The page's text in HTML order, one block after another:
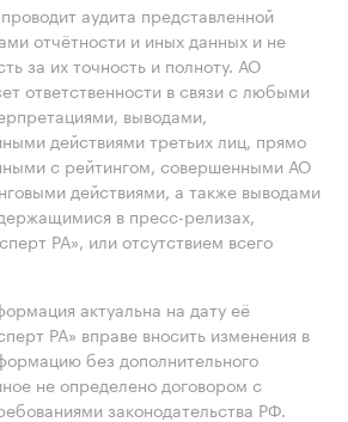
аудита представленной
отчётности и иных данных и не
за их точность и полноту. АО
ответственности в связи с любыми
выводами,
действиями третьих лиц, прямо
с рейтингом, совершенными АО
действиями, а также выводами
в пресс-релизах,
РА», или отсутствием всего
актуальна на дату её
РА» вправе вносить изменения в
без дополнительного
не определено договором с
законодательства РФ.